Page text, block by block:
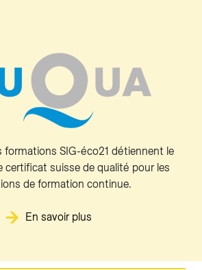
formations SIG-éco21 détiennent le
certificat suisse de qualité pour les
de formation continue.
En savoir plus